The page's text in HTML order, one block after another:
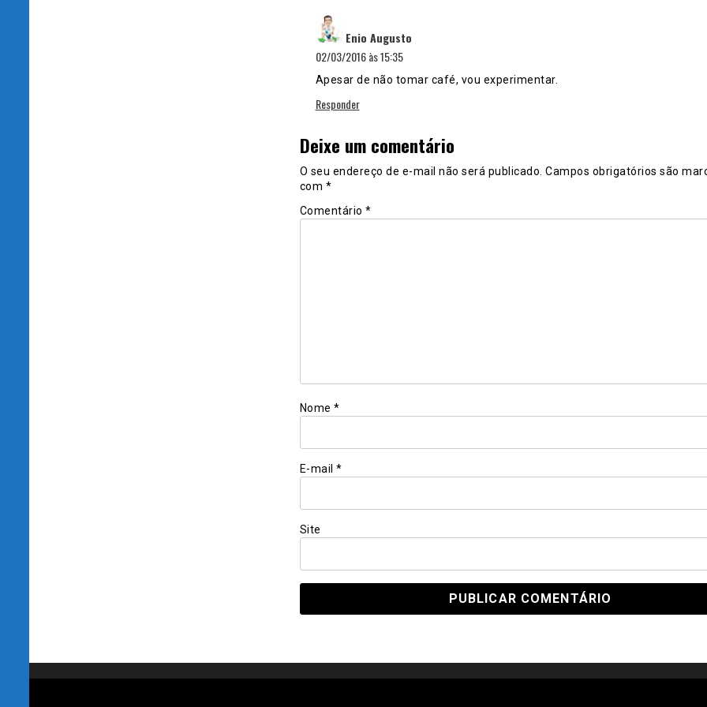
Enio Augusto
02/03/2016 às 15:35
Apesar de não tomar café, vou experimentar.
Responder
Deixe um comentário
O seu endereço de e-mail não será publicado. Campos obrigatórios são
com *
Comentário *
Nome *
E-mail *
Site